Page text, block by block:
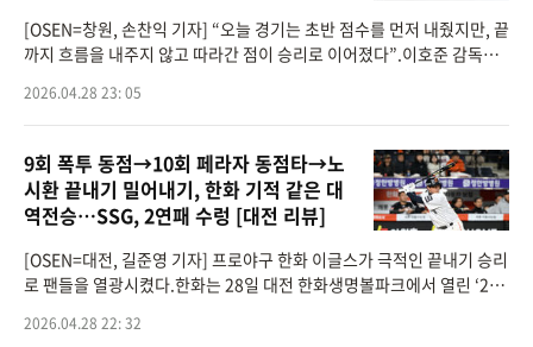
[OSEN=창원, 손찬익 기자] “오늘 경기는 초반 점수를 먼저 내줬지만, 끝
까지 흐름을 내주지 않고 따라간 점이 승리로 이어졌다”.이호준 감독이
리를
2026.04.28 23: 05
9회 폭투 동점→10회 페라자 동점타→노
시환 끝내기 밀어내기, 한화 기적 같은 대
역전승…SSG, 2연패 수렁 [대전 리뷰]
[OSEN=대전, 길준영 기자] 프로야구 한화 이글스가 극적인 끝내기 승리
로 팬들을 열광시켰다.한화는 28일 대전 한화생명볼파크에서 열린 ‘202
승리를 거뒀다.황
2026.04.28 22: 32